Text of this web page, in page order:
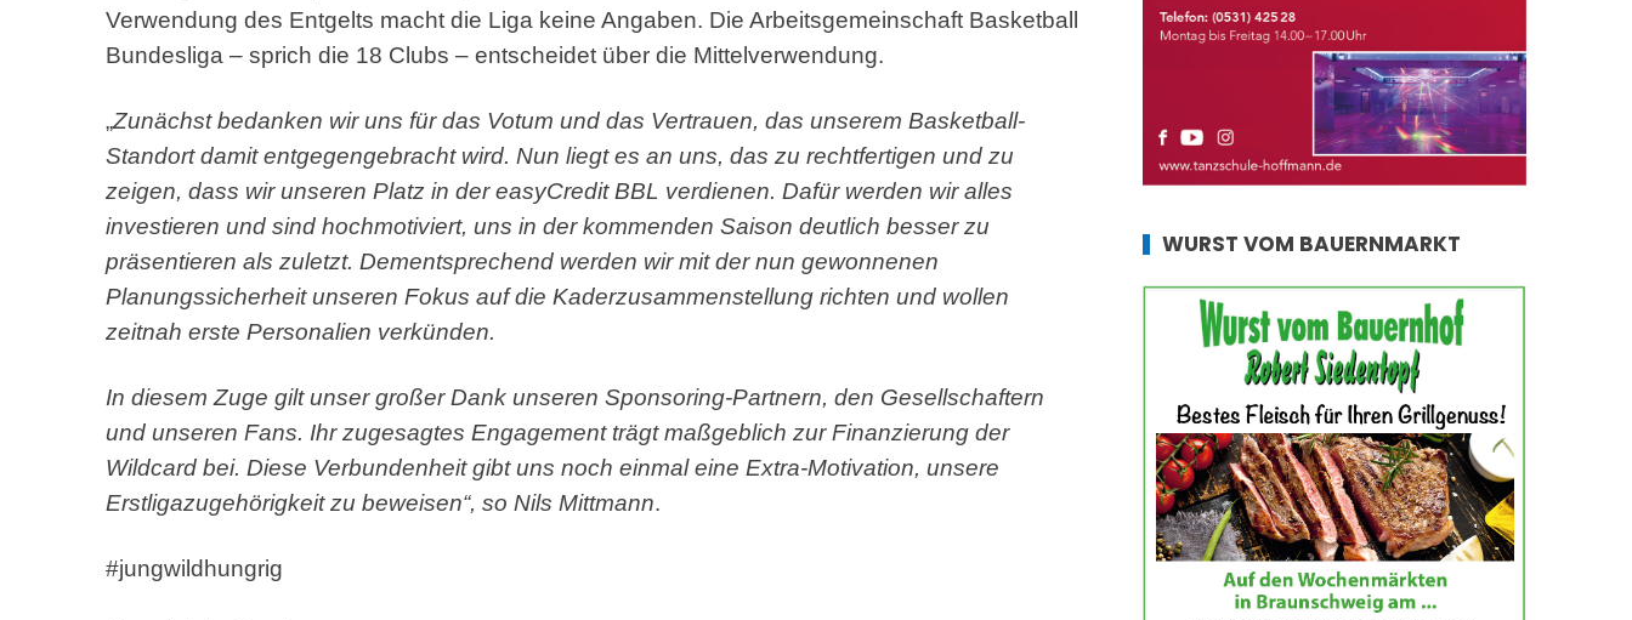
Verwendung des Entgelts macht die Liga keine Angaben. Die Arbeitsgemeinschaft Basketball
Bundesliga – sprich die 18 Clubs – entscheidet über die Mittelverwendung.
„Zunächst bedanken wir uns für das Votum und das Vertrauen, das unserem Basketball-
Standort damit entgegengebracht wird. Nun liegt es an uns, das zu rechtfertigen und zu
zeigen, dass wir unseren Platz in der easyCredit BBL verdienen. Dafür werden wir alles
investieren und sind hochmotiviert, uns in der kommenden Saison deutlich besser zu
präsentieren als zuletzt. Dementsprechend werden wir mit der nun gewonnenen
Planungssicherheit unseren Fokus auf die Kaderzusammenstellung richten und wollen
zeitnah erste Personalien verkünden.
In diesem Zuge gilt unser großer Dank unseren Sponsoring-Partnern, den Gesellschaftern
und unseren Fans. Ihr zugesagtes Engagement trägt maßgeblich zur Finanzierung der
Wildcard bei. Diese Verbundenheit gibt uns noch einmal eine Extra-Motivation, unsere
Erstligazugehörigkeit zu beweisen“, so Nils Mittmann.
#jungwildhungrig
WURST VOM BAUERNMARKT